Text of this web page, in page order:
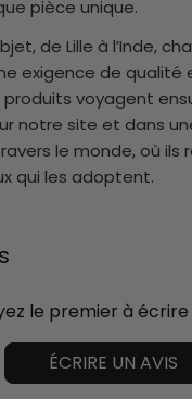
pièce unique.
de Lille à l’Inde,
exigence de qualité
produits voyagent
notre site et dans
le monde, où ils
qui les adoptent.
le premier à écrire
ÉCRIRE UN AVIS